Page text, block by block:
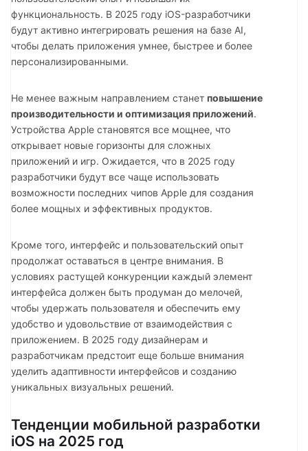
функциональность. В 2025 году iOS-разработчики
будут активно интегрировать решения на базе AI,
чтобы делать приложения умнее, быстрее и более
персонализированными.
Не менее важным направлением станет повышение
производительности и оптимизация приложений.
Устройства Apple становятся все мощнее, что
открывает новые горизонты для сложных
приложений и игр. Ожидается, что в 2025 году
разработчики будут все чаще использовать
возможности последних чипов Apple для создания
более мощных и эффективных продуктов.
Кроме того, интерфейс и пользовательский опыт
продолжат оставаться в центре внимания. В
условиях растущей конкуренции каждый элемент
интерфейса должен быть продуман до мелочей,
чтобы удержать пользователя и обеспечить ему
удобство и удовольствие от взаимодействия с
приложением. В 2025 году дизайнерам и
разработчикам предстоит еще больше внимания
уделить адаптивности интерфейсов и созданию
уникальных визуальных решений.
Тенденции мобильной разработки
iOS на 2025 год